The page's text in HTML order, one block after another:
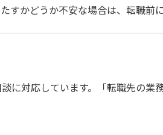
すかどうか不安な場合は、転職前
に対応しています。「転職先の業